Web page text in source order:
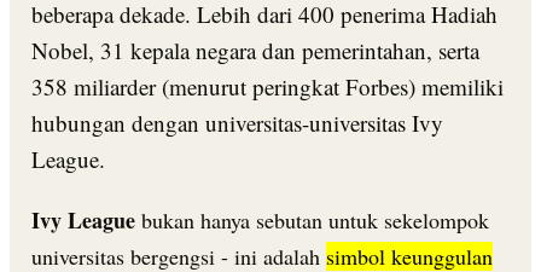
beberapa dekade. Lebih dari 400 penerima Hadiah
Nobel, 31 kepala negara dan pemerintahan, serta
358 miliarder (menurut peringkat Forbes) memiliki
hubungan dengan universitas-universitas Ivy
League.
Ivy League bukan hanya sebutan untuk sekelompok
universitas bergengsi - ini adalah simbol keunggulan